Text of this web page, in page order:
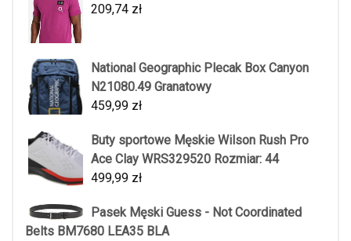
209,74 zł
National Geographic Plecak Box Canyon
N21080.49 Granatowy
459,99 zł
Buty sportowe Męskie Wilson Rush Pro
Ace Clay WRS329520 Rozmiar: 44
499,99 zł
Pasek Męski Guess - Not Coordinated
Belts BM7680 LEA35 BLA